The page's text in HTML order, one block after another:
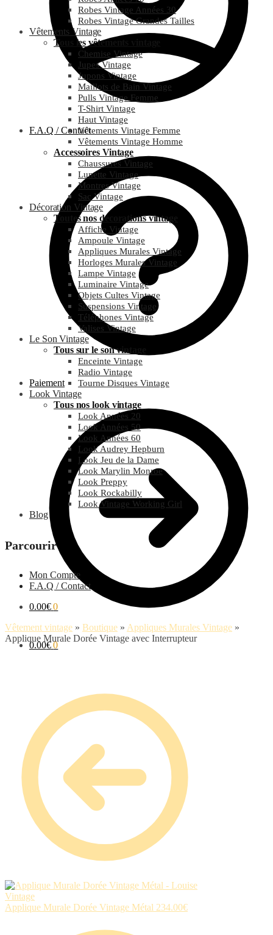
F.A.Q / Contact
Paiement
0.00€ 0
Robes Vintage Années 30
Robes Vintage Grandes Tailles
Vêtements Vintage
Tous les vêtements vintage
Chemise Vintage
Jupes Vintage
Jupons Vintage
Maillots de Bain Vintage
Pulls Vintage Femme
T-Shirt Vintage
Haut Vintage
Vêtements Vintage Femme
Vêtements Vintage Homme
Accessoires Vintage
Chaussures Vintage
Lunette Vintage
Montres Vintage
Sac Vintage
Décoration Vintage
Toutes nos décorations vintage
Affiche Vintage
Ampoule Vintage
Appliques Murales Vintage
Horloges Murales Vintage
Lampe Vintage
Luminaire Vintage
Objets Cultes Vintage
Suspensions Vintage
Téléphones Vintage
Valises Vintage
Le Son Vintage
Tous sur le son vintage
Enceinte Vintage
Radio Vintage
Tourne Disques Vintage
Look Vintage
Tous nos look vintage
Look Années 20
Look Années 50
Look Années 60
Look Audrey Hepburn
Look Jeu de la Dame
Look Marylin Monroe
Look Preppy
Look Rockabilly
Look Vintage Working Girl
Blog
Parcourir
Mon Compte
F.A.Q / Contact
0.00€ 0
Vêtement vintage » Boutique » Appliques Murales Vintage »
Applique Murale Dorée Vintage avec Interrupteur
Applique Murale Dorée Vintage Métal 234.00€